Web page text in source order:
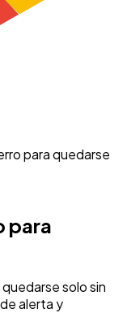
para quedarse
para
solo sin
alerta y